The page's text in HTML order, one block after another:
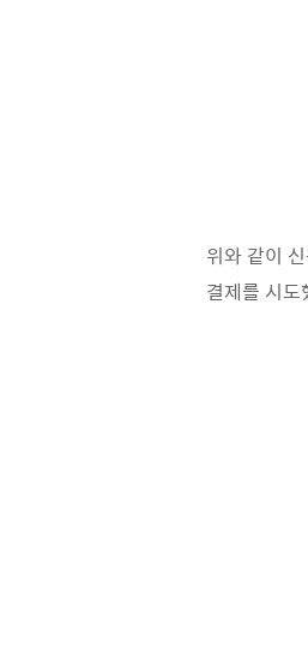
위와 같이
결제를 시도